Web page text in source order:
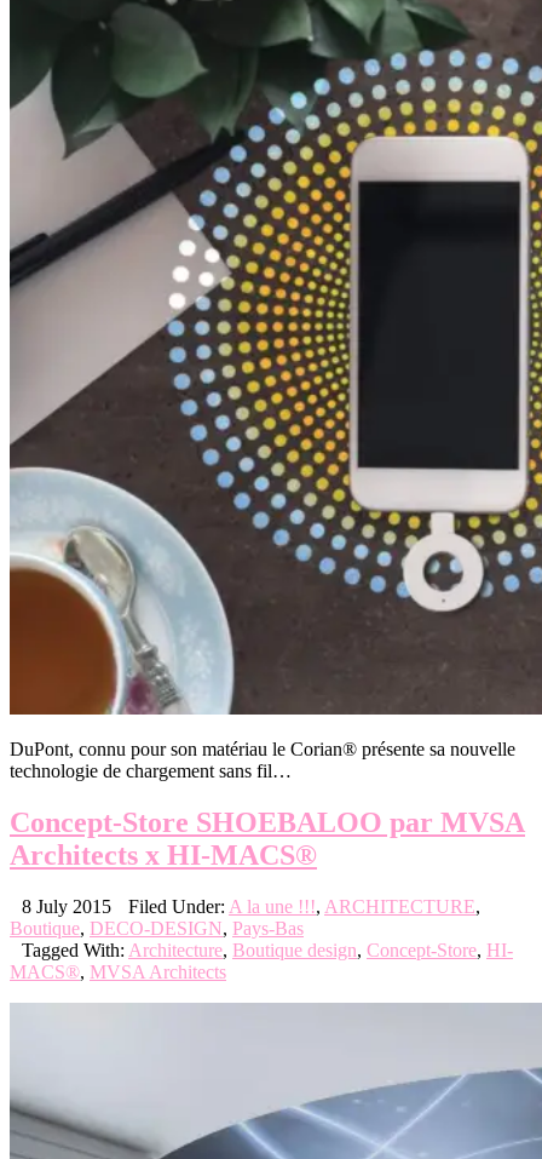
DuPont, connu pour son matériau le Corian® présente sa nouvelle
technologie de chargement sans fil…
Concept-Store SHOEBALOO par MVSA
Architects x HI-MACS®
8 July 2015 Filed Under: A la une !!!, ARCHITECTURE,
Boutique, DECO-DESIGN, Pays-Bas
Tagged With: Architecture, Boutique design, Concept-Store, HI-
MACS®, MVSA Architects